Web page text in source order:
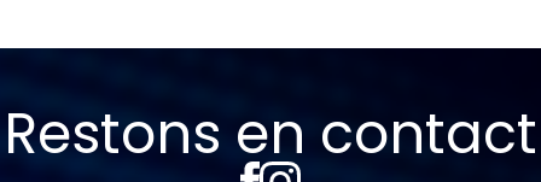
Restons en contact